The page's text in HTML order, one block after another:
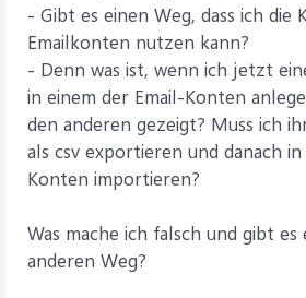
- Gibt es einen Weg, dass ich die
Emailkonten nutzen kann?
- Denn was ist, wenn ich jetzt
in einem der Email-Konten
den anderen gezeigt? Muss ich
als csv exportieren und danach
Konten importieren?
Was mache ich falsch und gibt es
anderen Weg?